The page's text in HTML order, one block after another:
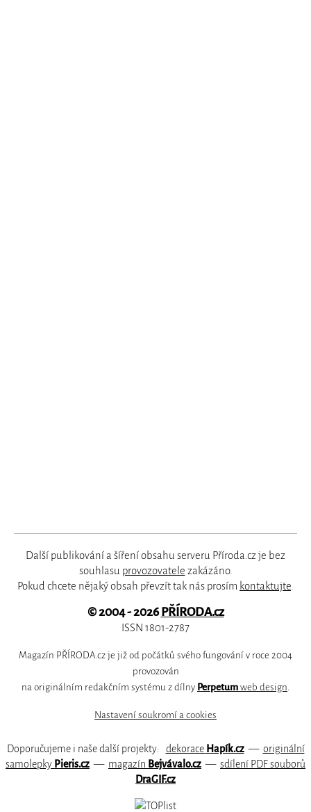
Další publikování a šíření obsahu serveru Příroda.cz je bez
souhlasu provozovatele zakázáno.
Pokud chcete nějaký obsah převzít tak nás prosím kontaktujte
© 2004 - 2026PŘÍRODA.cz
ISSN 1801-2787
Magazín PŘÍRODA.cz je již od počátků svého fungování v roce 2004
provozován
na originálním redakčním systému z dílny Perpetum web design.
Nastavení soukromí a cookies
Doporučujeme i naše další projekty: dekorace Hapík.cz— originální
samolepky Pieris.cz — magazín Bejvávalo.cz — sdílení PDF souborů
DraGIF.cz